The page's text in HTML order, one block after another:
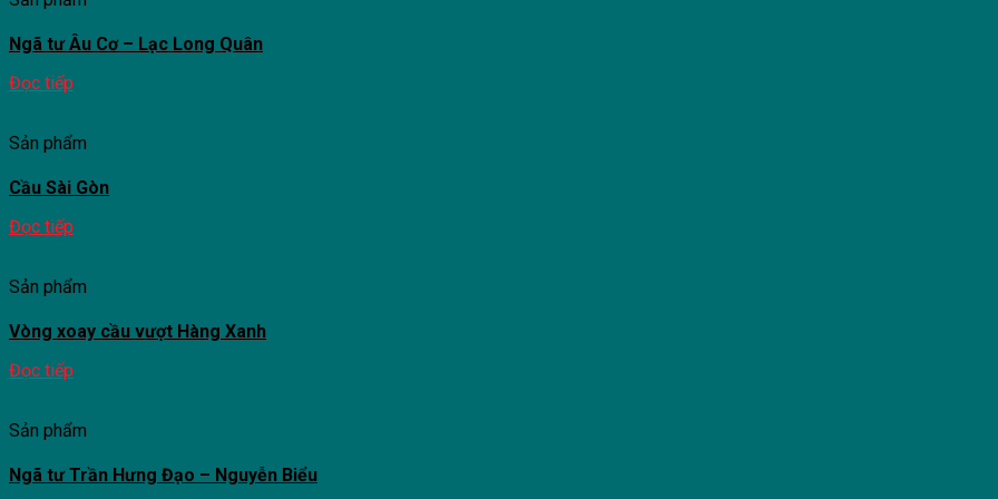
Ngã tư Âu Cơ – Lạc Long Quân
Đọc tiếp
Sản phẩm
Cầu Sài Gòn
Đọc tiếp
Sản phẩm
Vòng xoay cầu vượt Hàng Xanh
Đọc tiếp
Sản phẩm
Ngã tư Trần Hưng Đạo – Nguyễn Biểu